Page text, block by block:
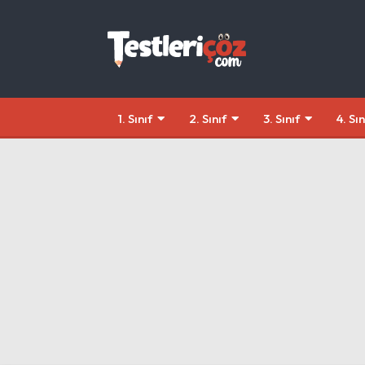
1. Sınıf 2. Sınıf 3. Sınıf 4.